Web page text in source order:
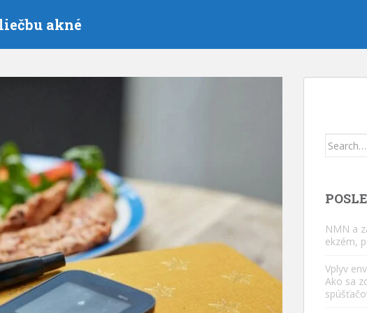
akné
Hľadať:
NMN a
ekzém,
Vplyv
Ako sa